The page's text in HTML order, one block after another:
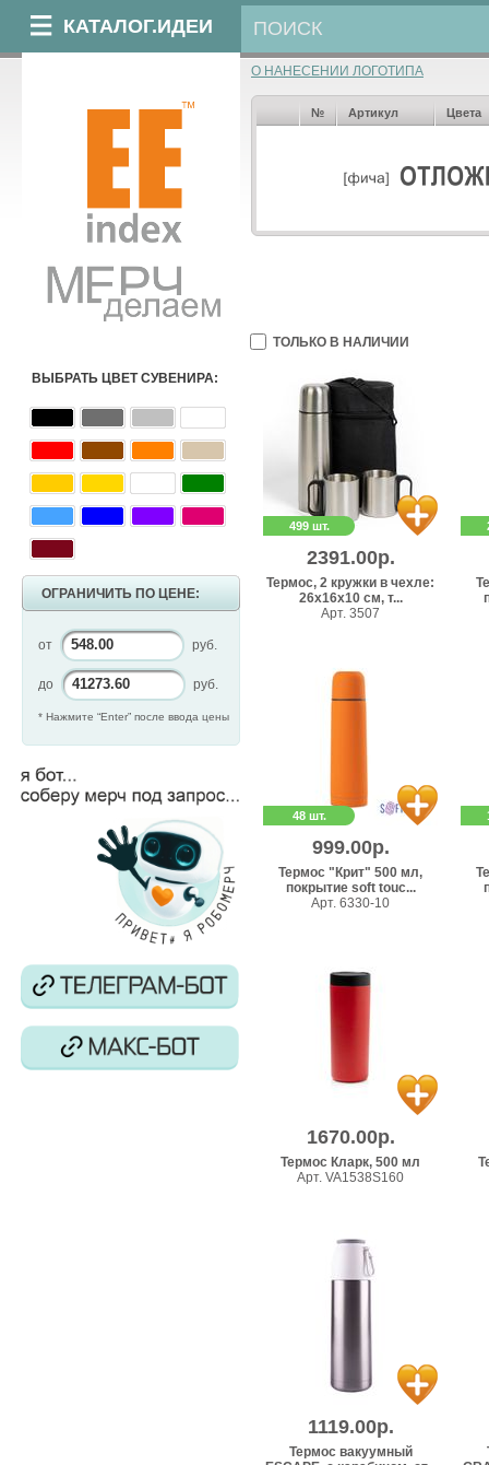
КАТАЛОГ.ИДЕИ
ВЫБРАТЬ ЦВЕТ СУВЕНИРА:
ОГРАНИЧИТЬ ПО ЦЕНЕ:
от руб.
до руб.
* Нажмите “Enter” после ввода цены
О НАНЕСЕНИИ ЛОГОТИПА
№ Артикул Цвета
ТОЛЬКО В НАЛИЧИИ
499 шт.
2391.00р.
Термос, 2 кружки в чехле:
26х16х10 см, т...
Арт. 3507
48 шт.
999.00р.
Термос "Крит" 500 мл,
покрытие soft touc...
Арт. 6330-10
1670.00р.
Термос Кларк, 500 мл
Арт. VA1538S160
1119.00р.
Термос вакуумный